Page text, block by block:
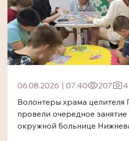
06.08.2026 | 07:40 207
4
Волонтеры храма целителя
провели очередное занятие
окружной больнице